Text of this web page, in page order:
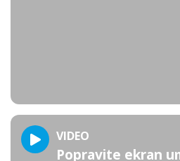
VIDEO
Popravite ekran